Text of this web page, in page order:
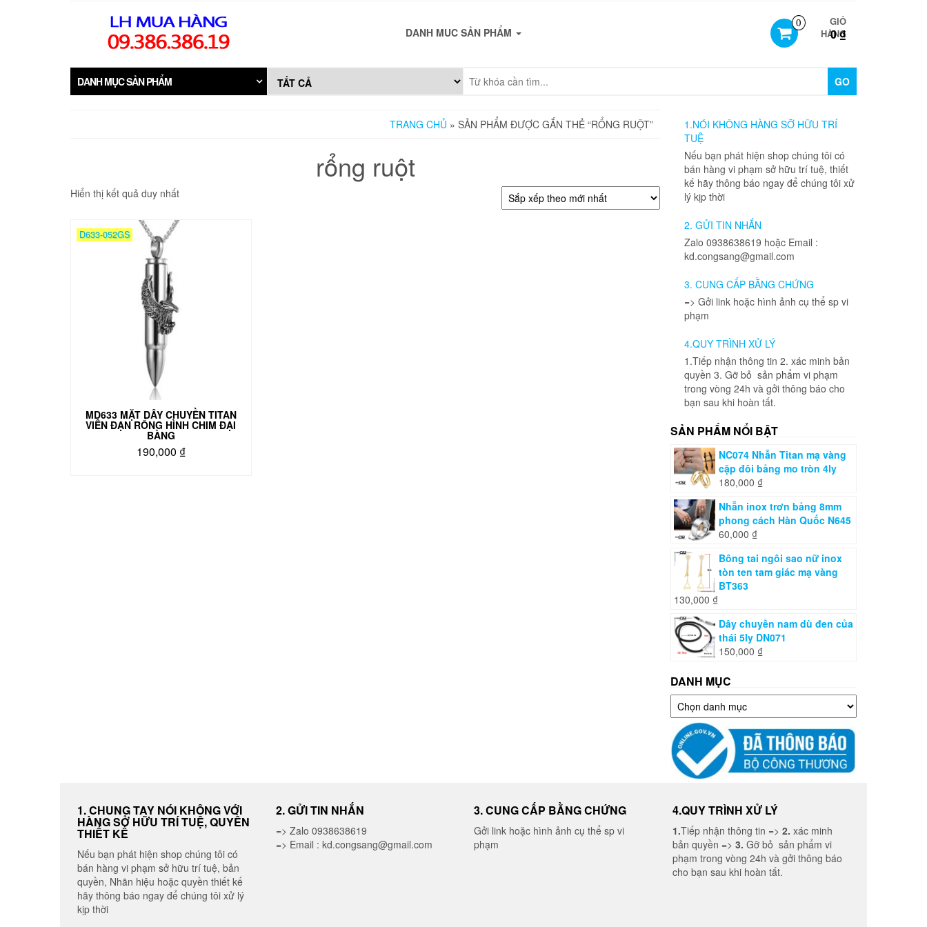
0
GIỎ
HÀNG
0 ₫
DANH MUC SẢN PHẨM
DANH MỤC SẢN PHẨM GO
TRANG CHỦ » SẢN PHẨM ĐƯỢC GẮN THẺ “RỔNG RUỘT”
rổng ruột
Hiển thị kết quả duy nhất
D633-052GS
MD633 MẶT DÂY CHUYỀN TITAN
VIÊN ĐẠN RỔNG HÌNH CHIM ĐẠI
BÀNG
190,000 ₫
1.NÓI KHÔNG HÀNG SỠ HỮU TRÍ
TUỆ
Nếu bạn phát hiện shop chúng tôi có
bán hàng vi phạm sở hữu trí tuệ, thiết
kế hãy thông báo ngay để chúng tôi xử
lý kịp thời
2. GỬI TIN NHẮN
Zalo 0938638619 hoặc Email :
kd.congsang@gmail.com
3. CUNG CẤP BẰNG CHỨNG
=> Gởi link hoặc hình ảnh cụ thể sp vi
phạm
4.QUY TRÌNH XỬ LÝ
1.Tiếp nhận thông tin 2. xác minh bản
quyền 3. Gỡ bỏ sản phẩm vi phạm
trong vòng 24h và gởi thông báo cho
bạn sau khi hoàn tất.
SẢN PHẨM NỔI BẬT
NC074 Nhẫn Titan mạ vàng
cặp đôi bảng mo tròn 4ly
180,000 ₫
Nhẫn inox trơn bảng 8mm
phong cách Hàn Quốc N645
60,000 ₫
Bông tai ngôi sao nữ inox
tòn ten tam giác mạ vàng
BT363
130,000 ₫
Dây chuyền nam dù đen của
thái 5ly DN071
150,000 ₫
DANH MỤC
Danh
mục
1. CHUNG TAY NÓI KHÔNG VỚI
HÀNG SỞ HỮU TRÍ TUỆ, QUYỀN
THIẾT KẾ
Nếu bạn phát hiện shop chúng tôi có
bán hàng vi phạm sở hữu trí tuệ, bản
quyền, Nhãn hiệu hoặc quyền thiết kế
hãy thông báo ngay để chúng tôi xử lý
kịp thời
2. GỬI TIN NHẮN
=> Zalo 0938638619
=> Email : kd.congsang@gmail.com
3. CUNG CẤP BẰNG CHỨNG
Gởi link hoặc hình ảnh cụ thể sp vi
phạm
4.QUY TRÌNH XỬ LÝ
1.Tiếp nhận thông tin => 2. xác minh
bản quyền => 3. Gỡ bỏ sản phẩm vi
phạm trong vòng 24h và gởi thông báo
cho bạn sau khi hoàn tất.